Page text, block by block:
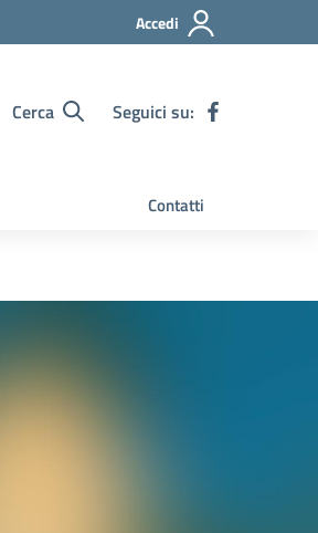
Accedi
Cerca Seguici su:
Contatti